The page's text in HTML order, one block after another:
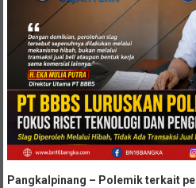
Pangkalpinang – Polemik terkait